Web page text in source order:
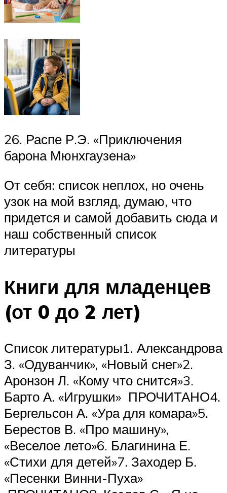
26. Распе Р.Э. «Приключения
барона Мюнхгаузена»
От себя: список неплох, но очень
узок на мой взгляд, думаю, что
придется и самой добавить сюда и
наш собственный список
литературы
Книги для младенцев
(от 0 до 2 лет)
Список литературы1. Александрова
З. «Одуванчик», «Новый снег»2.
Аронзон Л. «Кому что снится»3.
Барто А. «Игрушки» ПРОЧИТАНО4.
Бергельсон А. «Ура для комара»5.
Берестов В. «Про машину»,
«Веселое лето»6. Благинина Е.
«Стихи для детей»7. Заходер Б.
«Песенки Винни-Пуха»